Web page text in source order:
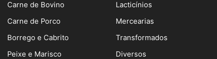
Carne de Bovino
Carne de Porco
Borrego e Cabrito
Peixe e Marisco
Lacticínios
Mercearias
Transformados
Diversos